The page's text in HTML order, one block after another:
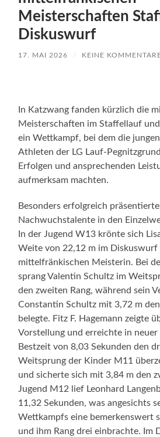
Meisterschaften
Diskuswurf
17. MAI 2026 / KEINE
In Katzwang fanden kürzlich die
Meisterschaften im Staffellauf
ein Wettkampf, bei dem die
Athleten der LG Lauf-
Erfolgen und ansprechenden
aufmerksam machten.
Besonders erfolgreich
Nachwuchstalente in den
In der Jugend W13 krönte sich
Weite von 22,12 m im Diskuswurf
mittelfränkischen Meisterin. Bei
sprang Valentin Schultz im
den zweiten Rang, während sein
Constantin Schultz mit 3,72 m
belegte. Fitz F. Hagemann zeigte
Vorstellung und erreichte in
Bestzeit von 8,03 Sekunden den
Weitsprung der Kinder M11
und sicherte sich mit 3,84 m den
Jugend M12 lief Leonhard
11,32 Sekunden, was angesichts
Wettkampfs eine bemerkenswert
und ihm Rang drei einbrachte. Im